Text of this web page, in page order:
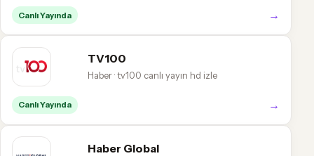
Canlı Yayında →
TV100
Haber · tv100 canlı yayın hd izle
Canlı Yayında →
Haber Global